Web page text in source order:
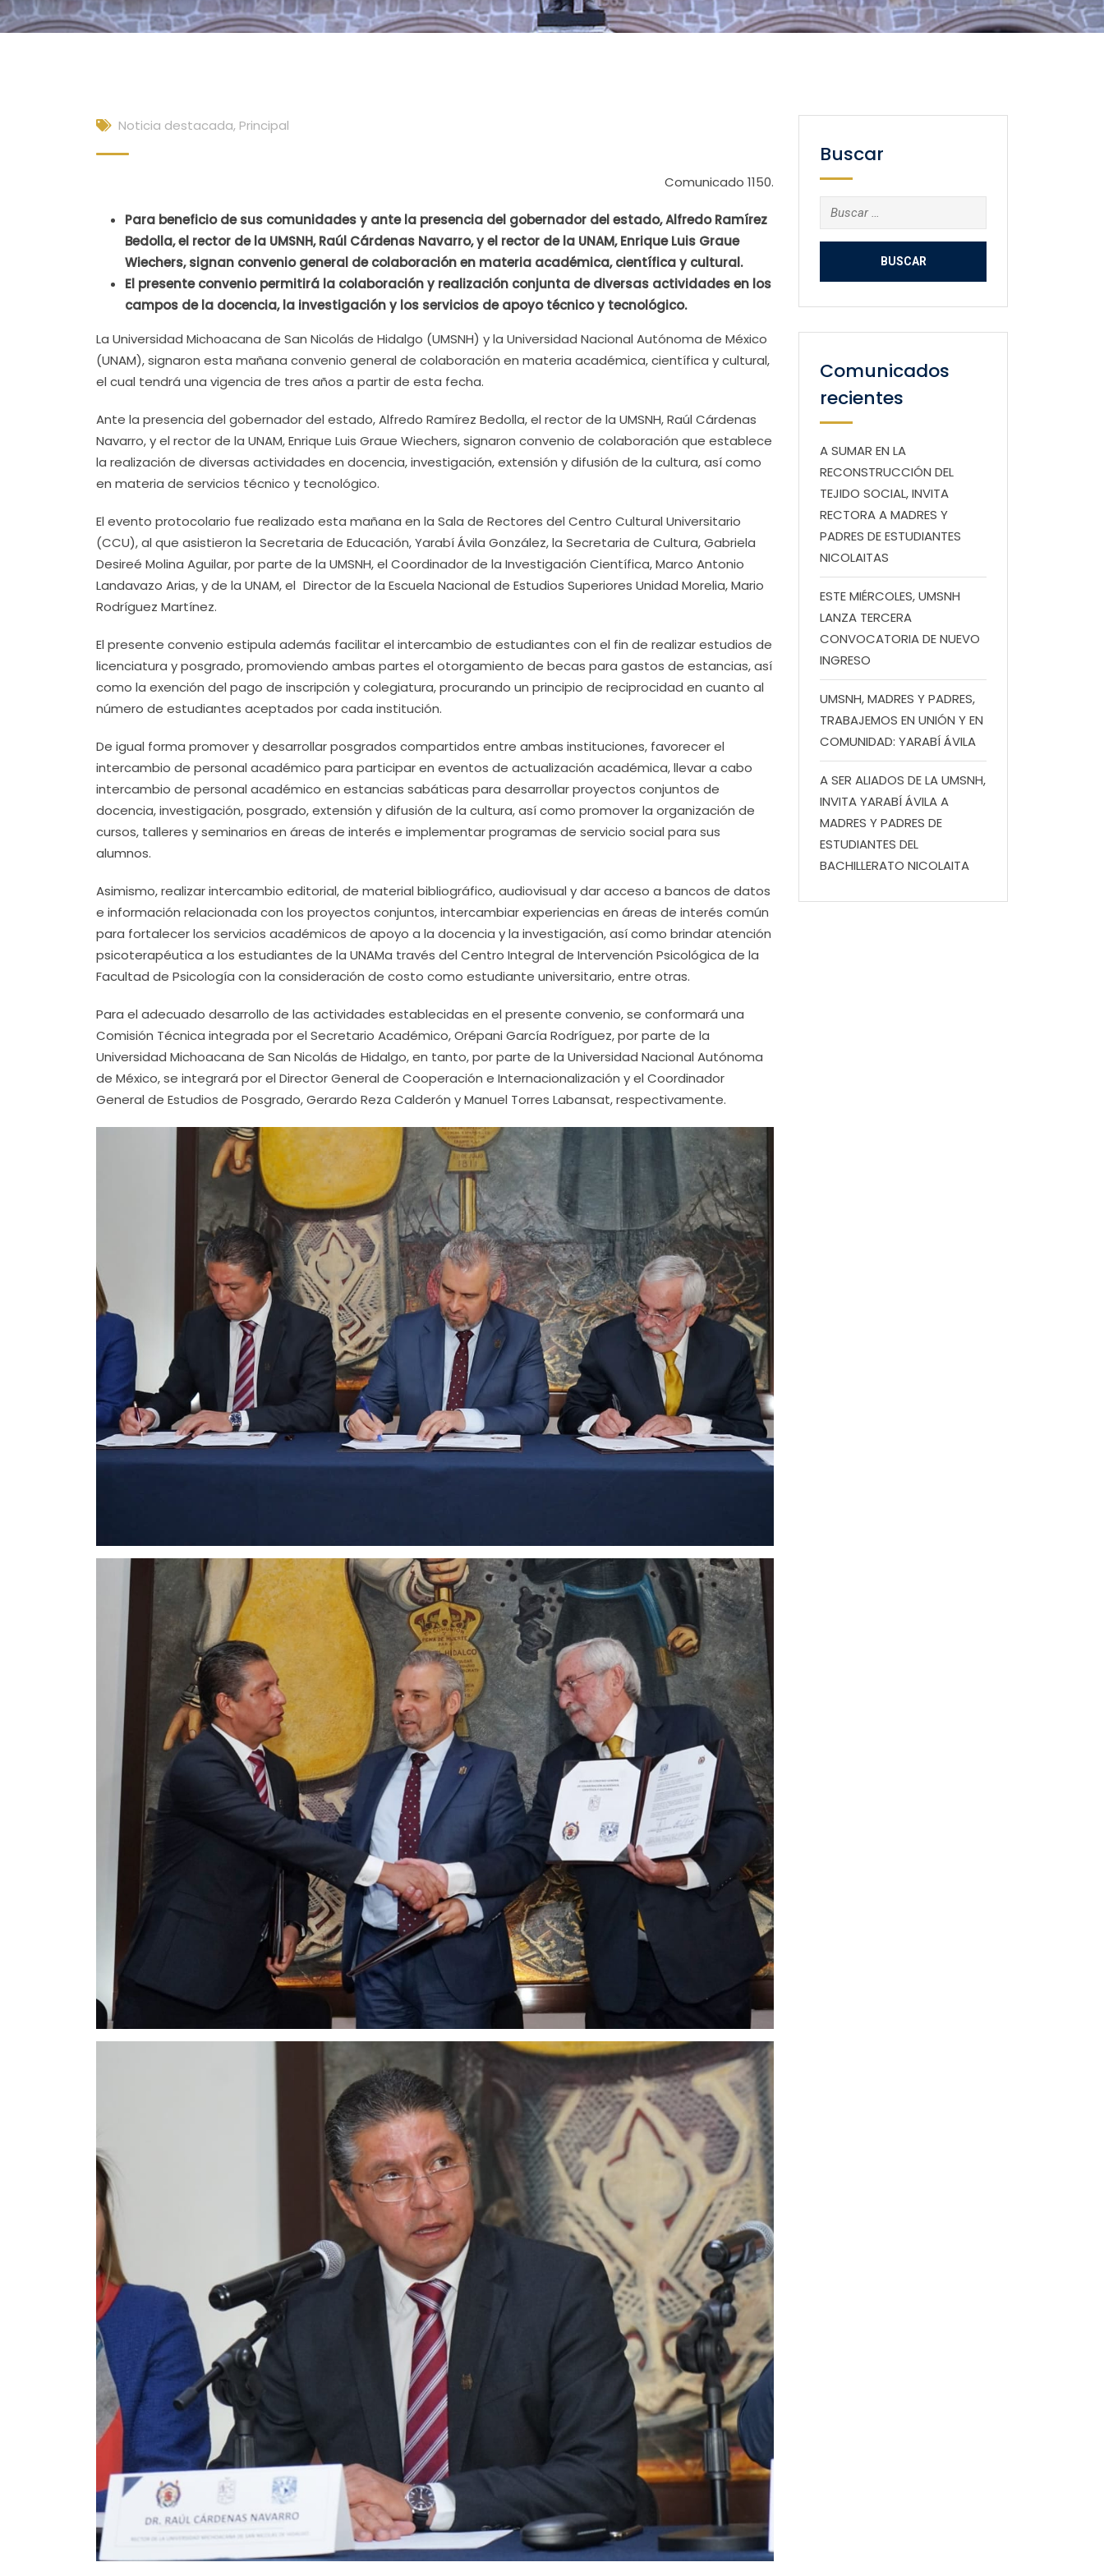
Noticia destacada, Principal
Comunicado 1150.
Para beneficio de sus comunidades y ante la presencia del gobernador del estado, Alfredo Ramírez
Bedolla, el rector de la UMSNH, Raúl Cárdenas Navarro, y el rector de la UNAM, Enrique Luis Graue
Wiechers, signan convenio general de colaboración en materia académica, científica y cultural.
El presente convenio permitirá la colaboración y realización conjunta de diversas actividades en los
campos de la docencia, la investigación y los servicios de apoyo técnico y tecnológico.
La Universidad Michoacana de San Nicolás de Hidalgo (UMSNH) y la Universidad Nacional Autónoma de México
(UNAM), signaron esta mañana convenio general de colaboración en materia académica, científica y cultural,
el cual tendrá una vigencia de tres años a partir de esta fecha.
Ante la presencia del gobernador del estado, Alfredo Ramírez Bedolla, el rector de la UMSNH, Raúl Cárdenas
Navarro, y el rector de la UNAM, Enrique Luis Graue Wiechers, signaron convenio de colaboración que establece
la realización de diversas actividades en docencia, investigación, extensión y difusión de la cultura, así como
en materia de servicios técnico y tecnológico.
El evento protocolario fue realizado esta mañana en la Sala de Rectores del Centro Cultural Universitario
(CCU), al que asistieron la Secretaria de Educación, Yarabí Ávila González, la Secretaria de Cultura, Gabriela
Desireé Molina Aguilar, por parte de la UMSNH, el Coordinador de la Investigación Científica, Marco Antonio
Landavazo Arias, y de la UNAM, el Director de la Escuela Nacional de Estudios Superiores Unidad Morelia, Mario
Rodríguez Martínez.
El presente convenio estipula además facilitar el intercambio de estudiantes con el fin de realizar estudios de
licenciatura y posgrado, promoviendo ambas partes el otorgamiento de becas para gastos de estancias, así
como la exención del pago de inscripción y colegiatura, procurando un principio de reciprocidad en cuanto al
número de estudiantes aceptados por cada institución.
De igual forma promover y desarrollar posgrados compartidos entre ambas instituciones, favorecer el
intercambio de personal académico para participar en eventos de actualización académica, llevar a cabo
intercambio de personal académico en estancias sabáticas para desarrollar proyectos conjuntos de
docencia, investigación, posgrado, extensión y difusión de la cultura, así como promover la organización de
cursos, talleres y seminarios en áreas de interés e implementar programas de servicio social para sus
alumnos.
Asimismo, realizar intercambio editorial, de material bibliográfico, audiovisual y dar acceso a bancos de datos
e información relacionada con los proyectos conjuntos, intercambiar experiencias en áreas de interés común
para fortalecer los servicios académicos de apoyo a la docencia y la investigación, así como brindar atención
psicoterapéutica a los estudiantes de la UNAMa través del Centro Integral de Intervención Psicológica de la
Facultad de Psicología con la consideración de costo como estudiante universitario, entre otras.
Para el adecuado desarrollo de las actividades establecidas en el presente convenio, se conformará una
Comisión Técnica integrada por el Secretario Académico, Orépani García Rodríguez, por parte de la
Universidad Michoacana de San Nicolás de Hidalgo, en tanto, por parte de la Universidad Nacional Autónoma
de México, se integrará por el Director General de Cooperación e Internacionalización y el Coordinador
General de Estudios de Posgrado, Gerardo Reza Calderón y Manuel Torres Labansat, respectivamente.
Buscar
Buscar:
Comunicados
recientes
A SUMAR EN LA
RECONSTRUCCIÓN DEL
TEJIDO SOCIAL, INVITA
RECTORA A MADRES Y
PADRES DE ESTUDIANTES
NICOLAITAS
ESTE MIÉRCOLES, UMSNH
LANZA TERCERA
CONVOCATORIA DE NUEVO
INGRESO
UMSNH, MADRES Y PADRES,
TRABAJEMOS EN UNIÓN Y EN
COMUNIDAD: YARABÍ ÁVILA
A SER ALIADOS DE LA UMSNH,
INVITA YARABÍ ÁVILA A
MADRES Y PADRES DE
ESTUDIANTES DEL
BACHILLERATO NICOLAITA